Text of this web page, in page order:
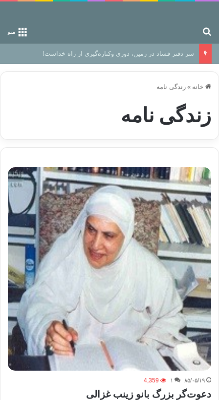
منو
سر دفتر فساد در زمین‌، دوری وکناره‌گیری از راه خداست‌!
خانه » زندگی نامه
زندگی نامه
۸۵/۰۵/۱۹ ۱ 4,359
دعوت‌گر بزرگ بانو زینب غزالی